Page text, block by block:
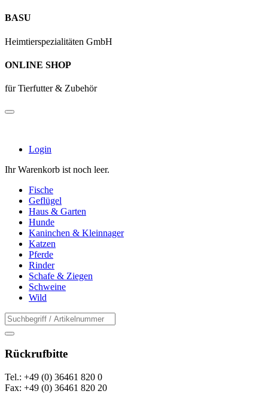
BASU
Heimtierspezialitäten GmbH
ONLINE SHOP
für Tierfutter & Zubehör
Login
Ihr Warenkorb ist noch leer.
Fische
Geflügel
Haus & Garten
Hunde
Kaninchen & Kleinnager
Katzen
Pferde
Rinder
Schafe & Ziegen
Schweine
Wild
Rückrufbitte
Tel.: +49 (0) 36461 820 0
Fax: +49 (0) 36461 820 20